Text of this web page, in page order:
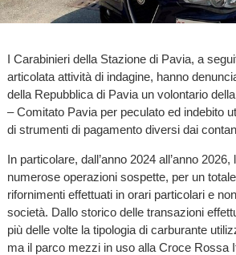
I Carabinieri della Stazione di Pavia, a
articolata attività di indagine, hanno
della Repubblica di Pavia un volontario
– Comitato Pavia per peculato ed indebito
di strumenti di pagamento diversi dai
In particolare, dall’anno 2024 all’anno 2026,
numerose operazioni sospette, per un
rifornimenti effettuati in orari particolari e
società. Dallo storico delle transazioni
più delle volte la tipologia di carburante
ma il parco mezzi in uso alla Croce Rossa